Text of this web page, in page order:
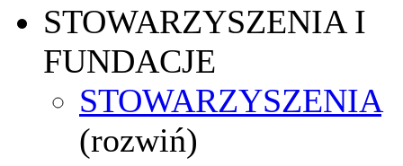
STOWARZYSZENIA I
FUNDACJE
STOWARZYSZENIA
(rozwiń)